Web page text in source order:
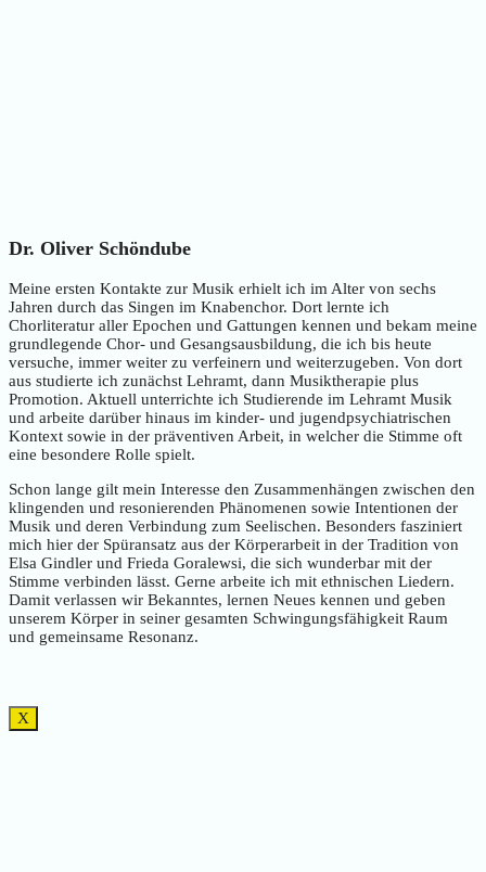
Dr. Oliver Schöndube
Meine ersten Kontakte zur Musik erhielt ich im Alter von sechs
Jahren durch das Singen im Knabenchor. Dort lernte ich
Chorliteratur aller Epochen und Gattungen kennen und bekam meine
grundlegende Chor- und Gesangsausbildung, die ich bis heute
versuche, immer weiter zu verfeinern und weiterzugeben. Von dort
aus studierte ich zunächst Lehramt, dann Musiktherapie plus
Promotion. Aktuell unterrichte ich Studierende im Lehramt Musik
und arbeite darüber hinaus im kinder- und jugendpsychiatrischen
Kontext sowie in der präventiven Arbeit, in welcher die Stimme oft
eine besondere Rolle spielt.
Schon lange gilt mein Interesse den Zusammenhängen zwischen den
klingenden und resonierenden Phänomenen sowie Intentionen der
Musik und deren Verbindung zum Seelischen. Besonders fasziniert
mich hier der Spüransatz aus der Körperarbeit in der Tradition von
Elsa Gindler und Frieda Goralewsi, die sich wunderbar mit der
Stimme verbinden lässt. Gerne arbeite ich mit ethnischen Liedern.
Damit verlassen wir Bekanntes, lernen Neues kennen und geben
unserem Körper in seiner gesamten Schwingungsfähigkeit Raum
und gemeinsame Resonanz.
X